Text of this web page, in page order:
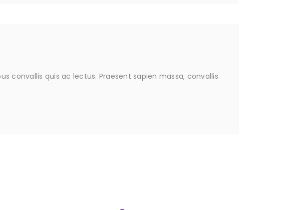
convallis quis ac lectus. Praesent sapien massa, convallis